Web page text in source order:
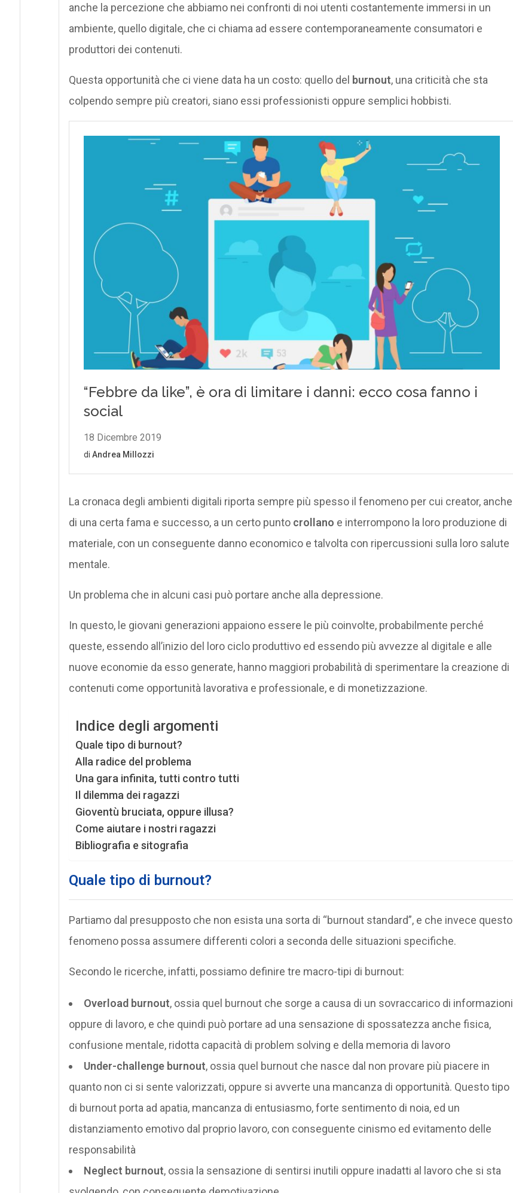
anche la percezione che abbiamo nei confronti di noi utenti costantemente immersi in un
ambiente, quello digitale, che ci chiama ad essere contemporaneamente consumatori e
produttori dei contenuti.
Questa opportunità che ci viene data ha un costo: quello del burnout, una criticità che sta
colpendo sempre più creatori, siano essi professionisti oppure semplici hobbisti.
La cronaca degli ambienti digitali riporta sempre più spesso il fenomeno per cui creator, anche
di una certa fama e successo, a un certo punto crollano e interrompono la loro produzione di
materiale, con un conseguente danno economico e talvolta con ripercussioni sulla loro salute
mentale.
Un problema che in alcuni casi può portare anche alla depressione.
In questo, le giovani generazioni appaiono essere le più coinvolte, probabilmente perché
queste, essendo all’inizio del loro ciclo produttivo ed essendo più avvezze al digitale e alle
nuove economie da esso generate, hanno maggiori probabilità di sperimentare la creazione di
contenuti come opportunità lavorativa e professionale, e di monetizzazione.
Indice degli argomenti
Quale tipo di burnout?
Alla radice del problema
Una gara infinita, tutti contro tutti
Il dilemma dei ragazzi
Gioventù bruciata, oppure illusa?
Come aiutare i nostri ragazzi
Bibliografia e sitografia
Quale tipo di burnout?
Partiamo dal presupposto che non esista una sorta di “burnout standard”, e che invece questo
fenomeno possa assumere differenti colori a seconda delle situazioni specifiche.
Secondo le ricerche, infatti, possiamo definire tre macro-tipi di burnout:
Overload burnout, ossia quel burnout che sorge a causa di un sovraccarico di informazioni
oppure di lavoro, e che quindi può portare ad una sensazione di spossatezza anche fisica,
confusione mentale, ridotta capacità di problem solving e della memoria di lavoro
Under-challenge burnout, ossia quel burnout che nasce dal non provare più piacere in
quanto non ci si sente valorizzati, oppure si avverte una mancanza di opportunità. Questo tipo
di burnout porta ad apatia, mancanza di entusiasmo, forte sentimento di noia, ed un
distanziamento emotivo dal proprio lavoro, con conseguente cinismo ed evitamento delle
responsabilità
Neglect burnout, ossia la sensazione di sentirsi inutili oppure inadatti al lavoro che si sta